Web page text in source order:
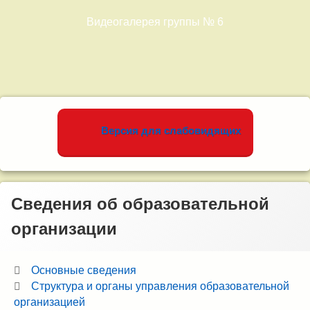
Видеогалерея группы № 6
Левый сайдбар
Версия для слабовидящих
Сведения об образовательной
организации
Основные сведения
Структура и органы управления образовательной
организацией